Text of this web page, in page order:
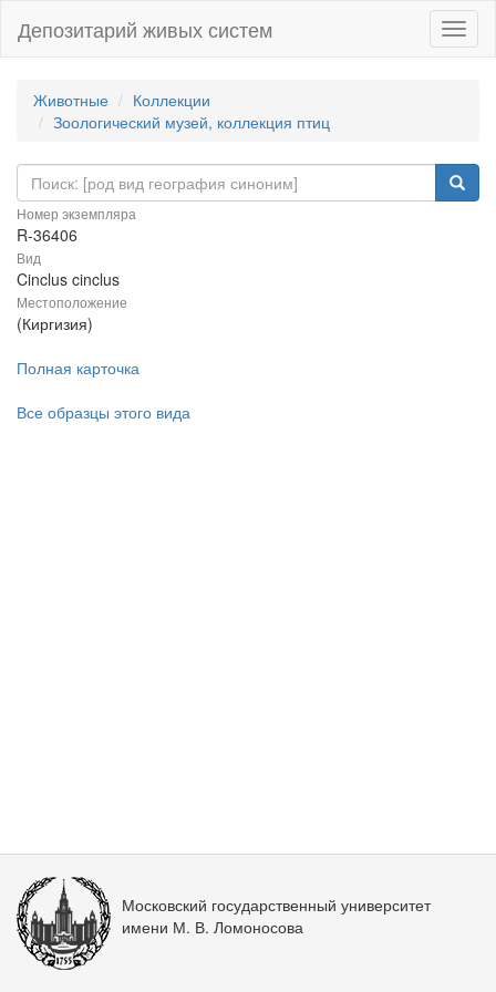
Депозитарий живых систем
Животные
Коллекции
Зоологический музей, коллекция птиц
Номер экземпляра
R-36406
Вид
Cinclus cinclus
Местоположение
(Киргизия)
Полная карточка
Все образцы этого вида
Московский государственный университет
имени М. В. Ломоносова